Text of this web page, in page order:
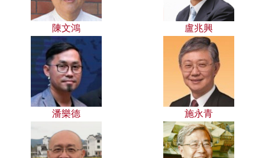
陳文鴻 盧兆興
潘樂德 施永青